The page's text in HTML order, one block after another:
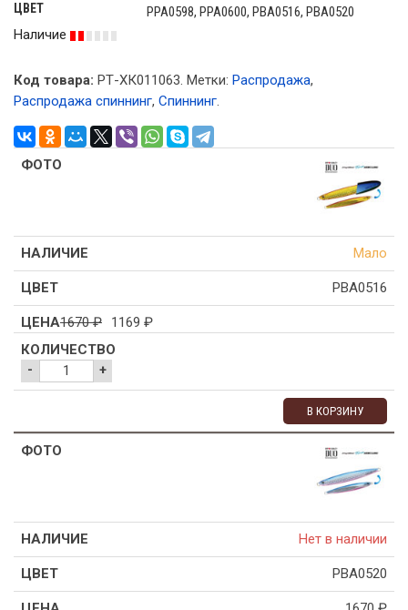
ЦВЕТ
PPA0598, PPA0600, PBA0516, PBA0520
Наличие
Код товара: РТ-ХК011063. Метки: Распродажа,
Распродажа спиннинг, Спиннинг.
Мало
PBA0516
1670₽ 1169 ₽
- +
В КОРЗИНУ
Нет в наличии
PBA0520